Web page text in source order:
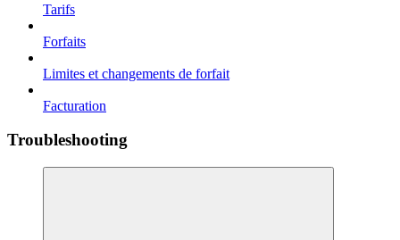
Tarifs
Forfaits
Limites et changements de forfait
Facturation
Troubleshooting